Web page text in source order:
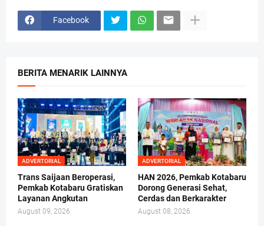
Facebook
BERITA MENARIK LAINNYA
ADVERTORIAL
Trans Saijaan Beroperasi,
Pemkab Kotabaru Gratiskan
Layanan Angkutan
August 09, 2026
ADVERTORIAL
HAN 2026, Pemkab Kotabaru
Dorong Generasi Sehat,
Cerdas dan Berkarakter
August 08, 2026